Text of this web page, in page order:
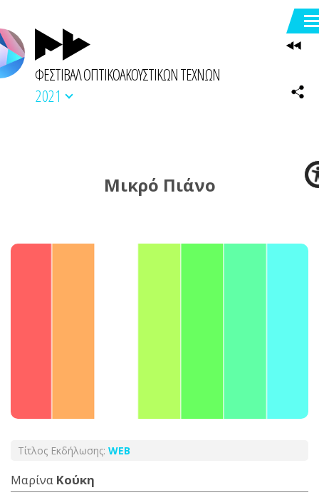
ΦΕΣΤΙΒΑΛ ΟΠΤΙΚΟΑΚΟΥΣΤΙΚΩΝ ΤΕΧΝΩΝ
2021
Μικρό Πιάνο
Τίτλος Εκδήλωσης: WEB
Μαρίνα Κούκη